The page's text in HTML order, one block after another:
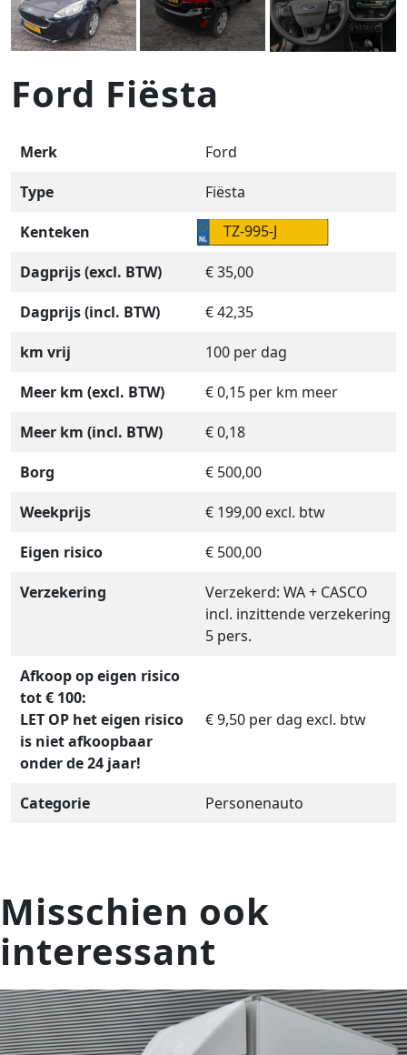
Ford Fiësta
Merk
Ford
Type
Fiësta
Kenteken
TZ-995-J
Dagprijs (excl. BTW)
€ 35,00
Dagprijs (incl. BTW)
€ 42,35
km vrij
100 per dag
Meer km (excl. BTW)
€ 0,15 per km meer
Meer km (incl. BTW)
€ 0,18
Borg
€ 500,00
Weekprijs
€ 199,00 excl. btw
Eigen risico
€ 500,00
Verzekering
Verzekerd: WA + CASCO
incl. inzittende verzekering
5 pers.
Afkoop op eigen risico
tot € 100:
LET OP het eigen risico
is niet afkoopbaar
onder de 24 jaar!
€ 9,50 per dag excl. btw
Categorie Personenauto
Misschien ook
interessant